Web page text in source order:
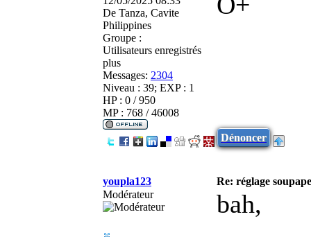
De Tanza, Cavite
Philippines
Groupe :
Utilisateurs enregistrés
plus
Messages: 2304
Niveau : 39; EXP : 1
HP : 0 / 950
MP : 768 / 46008
Dénoncer
youpla123
Re: réglage
Modérateur
bah,